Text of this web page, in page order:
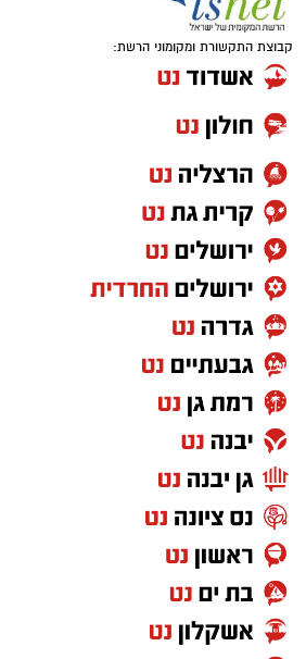
נעצר חשוד באיומים על חייו של
משטרת רמת גן-בני ברק
רמת גן מכניסה: העסקה
הנדל״ן סביב הפרויקט החדש
הכלבו הוותיק שהיה מוקד
לחנות לא מזמינה. השכנים זועמים
מכת התאונות לא פוסקות - פעם
פעם בכבישי העיר
בהשקעה של 2 מ׳ ש״ח -
קבוצת התקשורת ומקומוני הרשת: